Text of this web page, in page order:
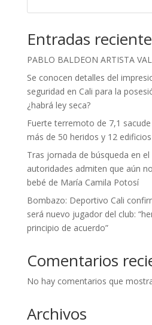
Entradas
PABLO BALDEON ARTISTA
Se conocen detalles del
seguridad en Cali para la
¿habrá ley seca?
Fuerte terremoto de 7,1
más de 50 heridos y 12
Tras jornada de búsqueda en
autoridades admiten que aún
bebé de María Camila Potosí
Bombazo: Deportivo Cali
será nuevo jugador del club:
principio de acuerdo”
Comentarios
No hay comentarios que
Archivos